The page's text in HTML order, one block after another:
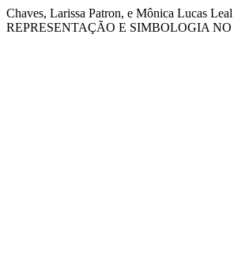
Chaves, Larissa Patron, e Mônica Lucas
REPRESENTAÇÃO E SIMBOLOGIA